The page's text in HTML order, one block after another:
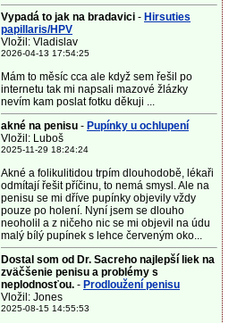
Vypadá to jak na bradavici - Hirsuties
papillaris/HPV
Vložil: Vladislav
2026-04-13 17:54:25
Mám to měsíc cca ale když sem řešil po
internetu tak mi napsali mazové žlázky
nevím kam poslat fotku děkuji ...
akné na penisu - Pupínky u ochlupení
Vložil: Luboš
2025-11-29 18:24:24
Akné a folikulitidou trpím dlouhodobě, lékaři
odmítají řešit příčinu, to nemá smysl. Ale na
penisu se mi dříve pupínky objevily vždy
pouze po holení. Nyní jsem se dlouho
neoholil a z ničeho nic se mi objevil na údu
malý bílý pupínek s lehce červeným oko...
Dostal som od Dr. Sacreho najlepší liek na
zväčšenie penisu a problémy s
neplodnosťou. - Prodloužení penisu
Vložil: Jones
2025-08-15 14:55:53